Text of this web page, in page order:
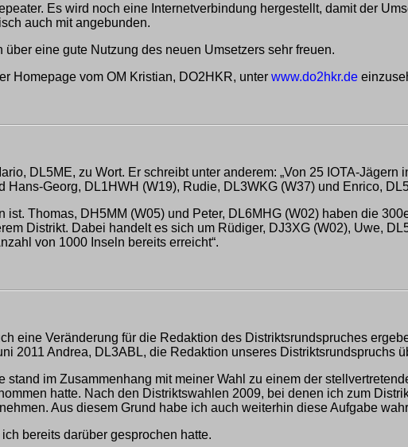
Es wird noch eine Internetverbindung hergestellt, damit der
auch mit angebunden.
eine gute Nutzung des neuen Umsetzers sehr freuen.
Homepage vom OM Kristian, DO2HKR, unter www.do2hkr.de
DL5ME, zu Wort. Er schreibt unter anderem: „Von 25 IOTA-
Georg, DL1HWH (W19), Rudie, DL3WKG (W37) und Enrico,
Thomas, DH5MM (W05) und Peter, DL6MHG (W02) haben die
Distrikt. Dabei handelt es sich um Rüdiger, DJ3XG (W02), Uwe,
von 1000 Inseln bereits erreicht“.
eine Veränderung für die Redaktion des Distriktsrundspruches
2011 Andrea, DL3ABL, die Redaktion unseres Distriktsrundspruchs
im Zusammenhang mit meiner Wahl zu einem der
hatte. Nach den Distriktswahlen 2009, bei denen ich zum
Aus diesem Grund habe ich auch weiterhin diese Aufgabe
bereits darüber gesprochen hatte.